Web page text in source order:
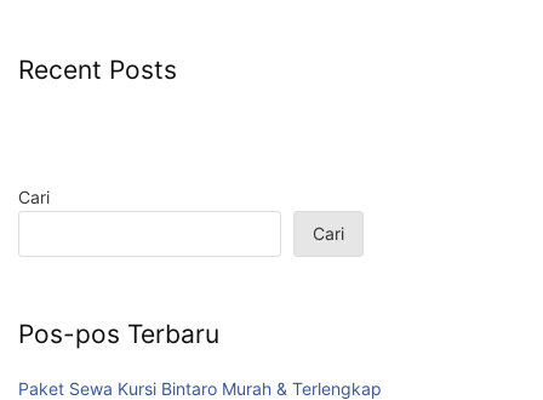
Recent Posts
Cari
Cari
Pos-pos Terbaru
Paket Sewa Kursi Bintaro Murah & Terlengkap